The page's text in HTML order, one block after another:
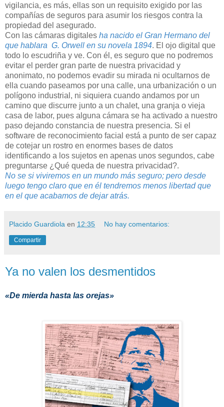
vigilancia, es más, ellas son un requisito exigido por las
compañías de seguros para asumir los riesgos contra la
propiedad del asegurado.
Con las cámaras digitales ha nacido el Gran Hermano del
que hablara G. Orwell en su novela 1894. El ojo digital que
todo lo escudriña y ve. Con él, es seguro que no podremos
evitar el perder gran parte de nuestra privacidad y
anonimato, no podemos evadir su mirada ni ocultarnos de
ella cuando paseamos por una calle, una urbanización o un
polígono industrial, ni siquiera cuando andamos por un
camino que discurre junto a un chalet, una granja o vieja
casa de labor, pues alguna cámara se ha activado a nuestro
paso dejando constancia de nuestra presencia. Si el
software de reconocimiento facial está a punto de ser capaz
de cotejar un rostro en enormes bases de datos
identificando a los sujetos en apenas unos segundos, cabe
preguntarse ¿Qué queda de nuestra privacidad?.
No se si viviremos en un mundo más seguro; pero desde
luego tengo claro que en él tendremos menos libertad que
en el que acabamos de dejar atrás.
Placido Guardiola en 12:35 No hay comentarios:
Compartir
Ya no valen los desmentidos
«De mierda hasta las orejas»